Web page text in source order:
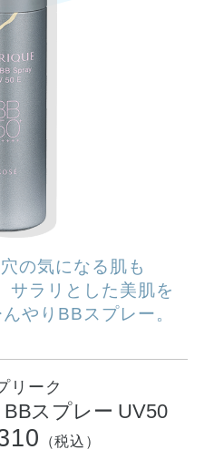
の気になる肌も
サラリとした美肌を
んやりBBスプレー。
リーク
スプレー UV50
（税込）